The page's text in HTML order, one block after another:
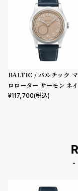
BALTIC / バルチック
ロローター サーモン ネ
ブルー レザー
¥117,700(税込)